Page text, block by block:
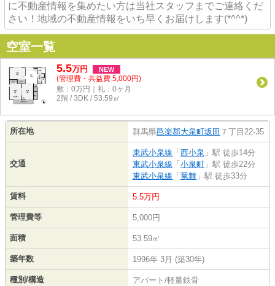
に不動産情報を集めたい方は当社スタッフまでご連絡くだ
さい！地域の不動産情報をいち早くお届けします(*^^*)
空室一覧
5.5万円 NEW
(管理費・共益費 5,000円)
敷：0万円｜礼：0ヶ月
2階 / 3DK / 53.59㎡
所在地 群馬県邑楽郡大泉町坂田 ７丁目22-35
交通
東武小泉線 「 西小泉 」駅 徒歩14分
東武小泉線 「 小泉町 」駅 徒歩22分
東武小泉線 「 竜舞 」駅 徒歩33分
賃料 5.5万円
管理費等 5,000円
面積 53.59㎡
築年数 1996年 3月 (築30年)
種別/構造 アパート/軽量鉄骨